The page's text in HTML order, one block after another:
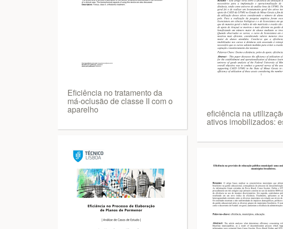
Eficiência no tratamento da
má-oclusão de classe II com o
aparelho eficiência na
ativos imobilizados: